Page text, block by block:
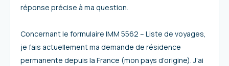
réponse précise à ma question.
Concernant le formulaire IMM 5562 – Liste de voyages,
je fais actuellement ma demande de résidence
permanente depuis la France (mon pays d’origine). J’ai